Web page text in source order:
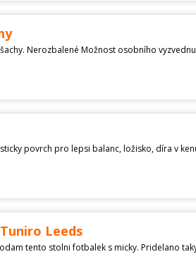
Nerozbalené Možnost osobního
povrch pro lepsi balanc, ložisko, díra v
Leeds